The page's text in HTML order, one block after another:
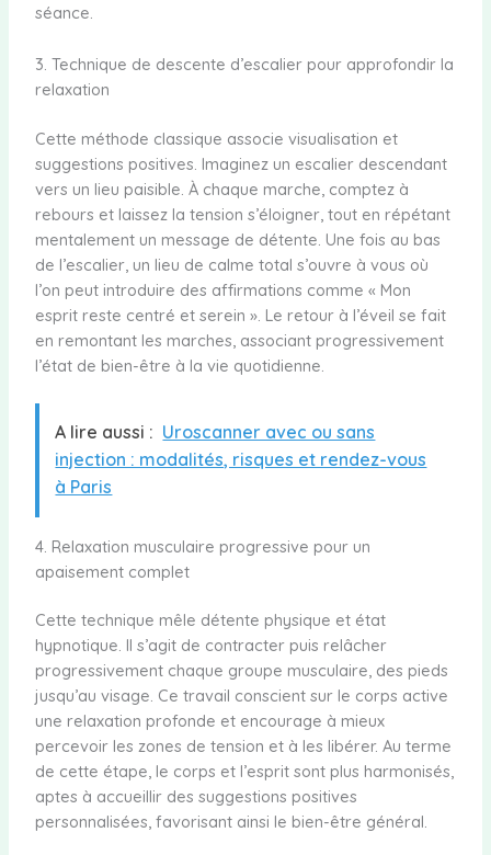
séance.
3. Technique de descente d’escalier pour approfondir la
relaxation
Cette méthode classique associe visualisation et
suggestions positives. Imaginez un escalier descendant
vers un lieu paisible. À chaque marche, comptez à
rebours et laissez la tension s’éloigner, tout en répétant
mentalement un message de détente. Une fois au bas
de l’escalier, un lieu de calme total s’ouvre à vous où
l’on peut introduire des affirmations comme « Mon
esprit reste centré et serein ». Le retour à l’éveil se fait
en remontant les marches, associant progressivement
l’état de bien-être à la vie quotidienne.
A lire aussi : Uroscanner avec ou sans
injection : modalités, risques et rendez-vous
à Paris
4. Relaxation musculaire progressive pour un
apaisement complet
Cette technique mêle détente physique et état
hypnotique. Il s’agit de contracter puis relâcher
progressivement chaque groupe musculaire, des pieds
jusqu’au visage. Ce travail conscient sur le corps active
une relaxation profonde et encourage à mieux
percevoir les zones de tension et à les libérer. Au terme
de cette étape, le corps et l’esprit sont plus harmonisés,
aptes à accueillir des suggestions positives
personnalisées, favorisant ainsi le bien-être général.